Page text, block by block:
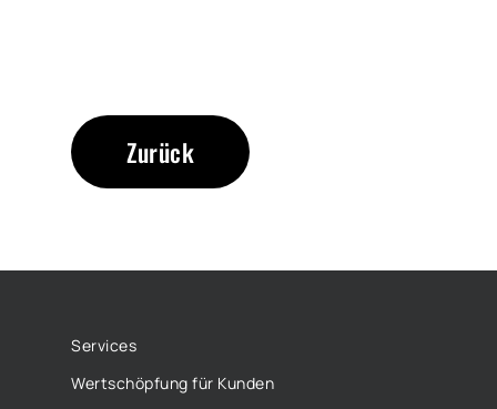
Zurück
Services
Wertschöpfung für Kunden